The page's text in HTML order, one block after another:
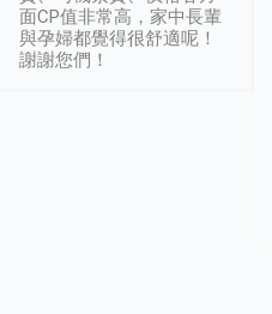
面CP值非常高，家中長輩
與孕婦都覺得很舒適呢！
謝謝您們！